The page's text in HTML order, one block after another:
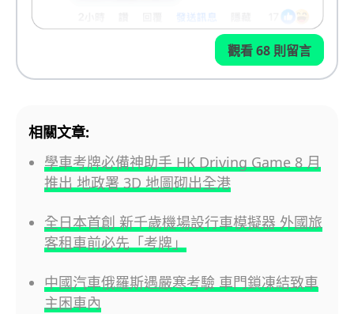
觀看 68 則留言
相關文章:
學車考牌必備神助手 HK Driving Game 8 月
推出 地政署 3D 地圖砌出全港
全日本首創 新千歲機場設行車模擬器 外國旅
客租車前必先「考牌」
中國汽車俄羅斯遇嚴寒考驗 車門鎖凍結致車
主困車內